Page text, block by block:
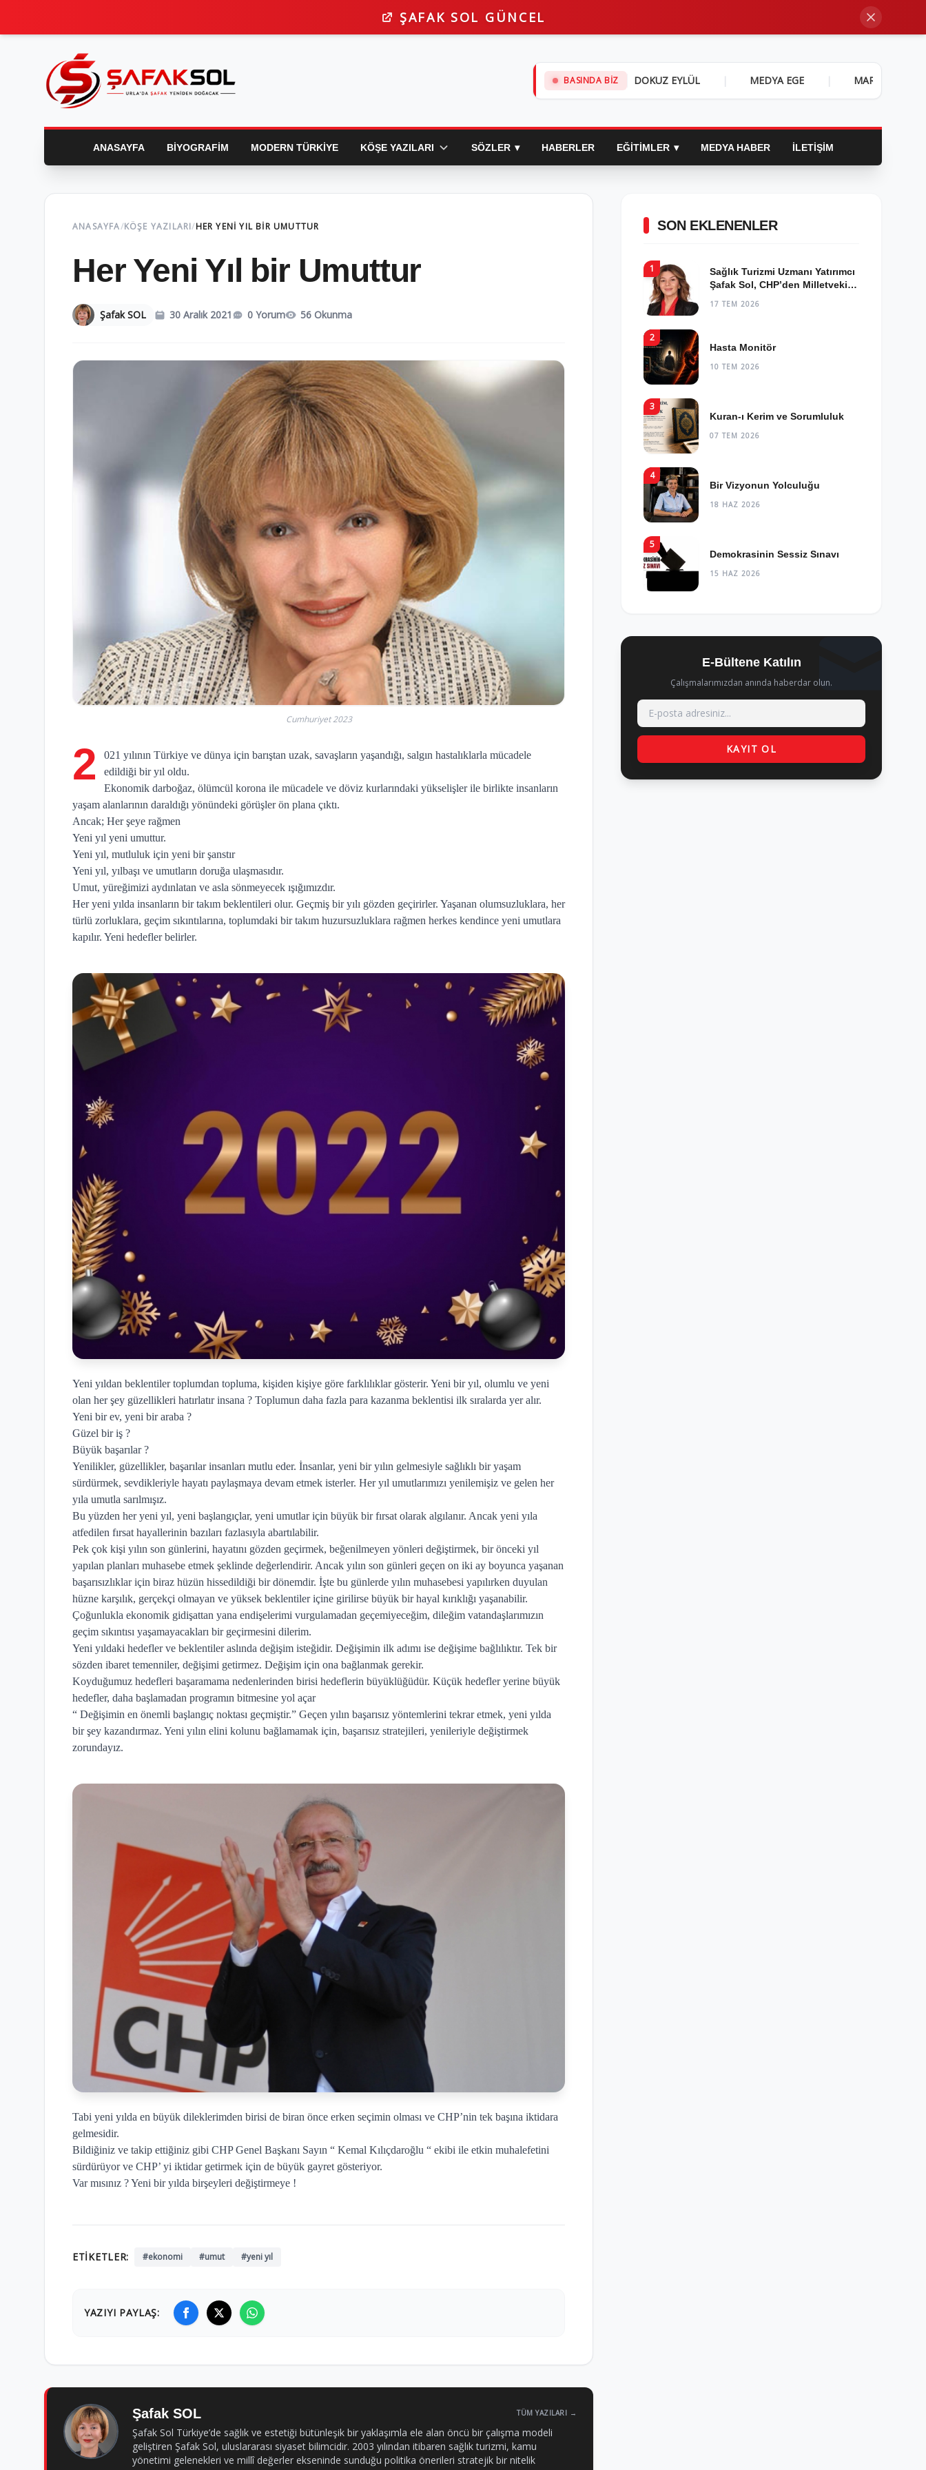
ŞAFAK SOL GÜNCEL
BASINDA BIZ
DOKUZ EYLÜL | MEDYA EGE | MARMARA YAŞAM
ANASAYFA BIYOGRAFIM MODERN TÜRKIYE KÖŞE YAZILARI SÖZLER HABERLER EĞITIMLER MEDYA HABER İLETIŞIM
ANASAYFA/KÖŞE YAZILARI/HER YENI YIL BIR UMUTTUR
Her Yeni Yıl bir Umuttur
Şafak SOL 30 Aralık 2021 0 Yorum 56 Okunma
Cumhuriyet 2023
2
021 yılının Türkiye ve dünya için barıştan uzak, savaşların yaşandığı, salgın hastalıklarla mücadele
edildiği bir yıl oldu.
Ekonomik darboğaz, ölümcül korona ile mücadele ve döviz kurlarındaki yükselişler ile birlikte insanların
yaşam alanlarının daraldığı yönündeki görüşler ön plana çıktı.
Ancak; Her şeye rağmen
Yeni yıl yeni umuttur.
Yeni yıl, mutluluk için yeni bir şanstır
Yeni yıl, yılbaşı ve umutların doruğa ulaşmasıdır.
Umut, yüreğimizi aydınlatan ve asla sönmeyecek ışığımızdır.
Her yeni yılda insanların bir takım beklentileri olur. Geçmiş bir yılı gözden geçirirler. Yaşanan olumsuzluklara, her
türlü zorluklara, geçim sıkıntılarına, toplumdaki bir takım huzursuzluklara rağmen herkes kendince yeni umutlara
kapılır. Yeni hedefler belirler.
Yeni yıldan beklentiler toplumdan topluma, kişiden kişiye göre farklılıklar gösterir. Yeni bir yıl, olumlu ve yeni
olan her şey güzellikleri hatırlatır insana ? Toplumun daha fazla para kazanma beklentisi ilk sıralarda yer alır.
Yeni bir ev, yeni bir araba ?
Güzel bir iş ?
Büyük başarılar ?
Yenilikler, güzellikler, başarılar insanları mutlu eder. İnsanlar, yeni bir yılın gelmesiyle sağlıklı bir yaşam
sürdürmek, sevdikleriyle hayatı paylaşmaya devam etmek isterler. Her yıl umutlarımızı yenilemişiz ve gelen her
yıla umutla sarılmışız.
Bu yüzden her yeni yıl, yeni başlangıçlar, yeni umutlar için büyük bir fırsat olarak algılanır. Ancak yeni yıla
atfedilen fırsat hayallerinin bazıları fazlasıyla abartılabilir.
Pek çok kişi yılın son günlerini, hayatını gözden geçirmek, beğenilmeyen yönleri değiştirmek, bir önceki yıl
yapılan planları muhasebe etmek şeklinde değerlendirir. Ancak yılın son günleri geçen on iki ay boyunca yaşanan
başarısızlıklar için biraz hüzün hissedildiği bir dönemdir. İşte bu günlerde yılın muhasebesi yapılırken duyulan
hüzne karşılık, gerçekçi olmayan ve yüksek beklentiler içine girilirse büyük bir hayal kırıklığı yaşanabilir.
Çoğunlukla ekonomik gidişattan yana endişelerimi vurgulamadan geçemiyeceğim, dileğim vatandaşlarımızın
geçim sıkıntısı yaşamayacakları bir geçirmesini dilerim.
Yeni yıldaki hedefler ve beklentiler aslında değişim isteğidir. Değişimin ilk adımı ise değişime bağlılıktır. Tek bir
sözden ibaret temenniler, değişimi getirmez. Değişim için ona bağlanmak gerekir.
Koyduğumuz hedefleri başaramama nedenlerinden birisi hedeflerin büyüklüğüdür. Küçük hedefler yerine büyük
hedefler, daha başlamadan programın bitmesine yol açar
“ Değişimin en önemli başlangıç noktası geçmiştir.” Geçen yılın başarısız yöntemlerini tekrar etmek, yeni yılda
bir şey kazandırmaz. Yeni yılın elini kolunu bağlamamak için, başarısız stratejileri, yenileriyle değiştirmek
zorundayız.
Tabi yeni yılda en büyük dileklerimden birisi de biran önce erken seçimin olması ve CHP’nin tek başına iktidara
gelmesidir.
Bildiğiniz ve takip ettiğiniz gibi CHP Genel Başkanı Sayın “ Kemal Kılıçdaroğlu “ ekibi ile etkin muhalefetini
sürdürüyor ve CHP’ yi iktidar getirmek için de büyük gayret gösteriyor.
Var mısınız ? Yeni bir yılda birşeyleri değiştirmeye !
ETIKETLER: #ekonomi #umut #yeni yıl
YAZIYI PAYLAŞ:
Şafak SOL TÜM YAZILARI →
Şafak Sol Türkiye’de sağlık ve estetiği bütünleşik bir yaklaşımla ele alan öncü bir çalışma modeli
geliştiren Şafak Sol, uluslararası siyaset bilimcidir. 2003 yılından itibaren sağlık turizmi, kamu
yönetimi gelenekleri ve millî değerler ekseninde sunduğu politika önerileri stratejik bir nitelik
SON EKLENENLER
1
Sağlık Turizmi Uzmanı Yatırımcı
Şafak Sol, CHP’den Milletvekili
17 TEM 2026
2
Hasta Monitör
10 TEM 2026
3
Kuran-ı Kerim ve Sorumluluk
07 TEM 2026
4
Bir Vizyonun Yolculuğu
18 HAZ 2026
5
Demokrasinin Sessiz Sınavı
15 HAZ 2026
E-Bültene Katılın
Çalışmalarımızdan anında haberdar olun.
KAYIT OL